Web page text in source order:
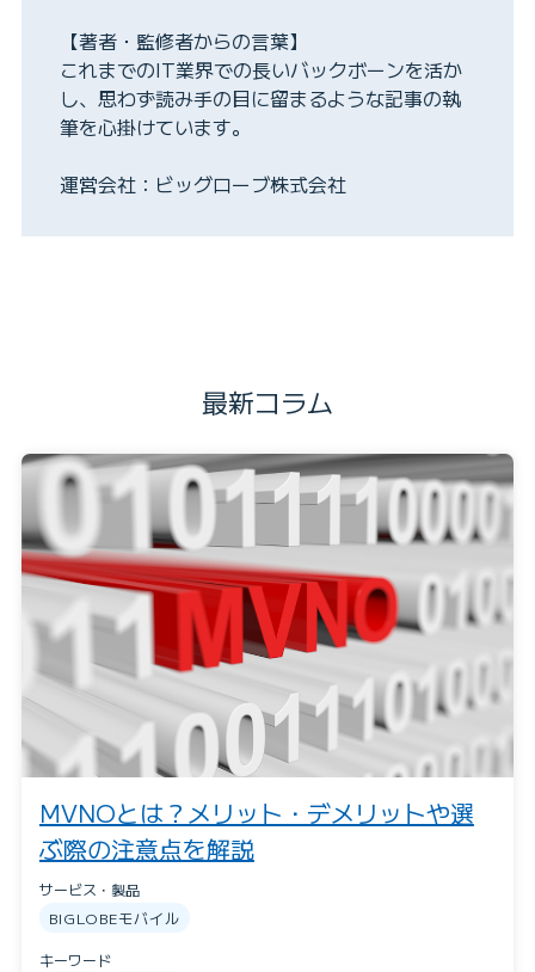
【著者・監修者からの言葉】
これまでのIT業界での長いバックボーンを活か
し、思わず読み手の目に留まるような記事の執
筆を心掛けています。
運営会社：ビッグローブ株式会社
最新コラム
MVNOとは？メリット・デメリットや選
ぶ際の注意点を解説
サービス・製品
BIGLOBEモバイル
キーワード